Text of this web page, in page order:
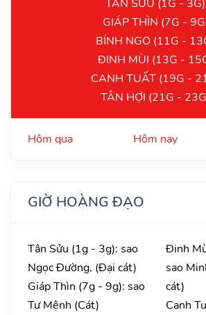
TÂN SỬU (1G - 3G)
GIÁP THÌN (7G -
BÍNH NGỌ (11G -
ĐINH MÙI (13G -
CANH TUẤT (19G -
TÂN HỢI (21G -
Hôm qua Hôm nay
GIỜ HOÀNG ĐẠO
Tân Sửu (1g - 3g): sao
Ngọc Đường, (Đại cát)
Giáp Thìn (7g - 9g): sao
Tư Mệnh (Cát)
Đinh
sao
cát)
Canh